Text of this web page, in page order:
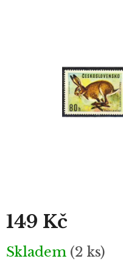
149 Kč
Měrná
cena:
Skladem (2 ks)